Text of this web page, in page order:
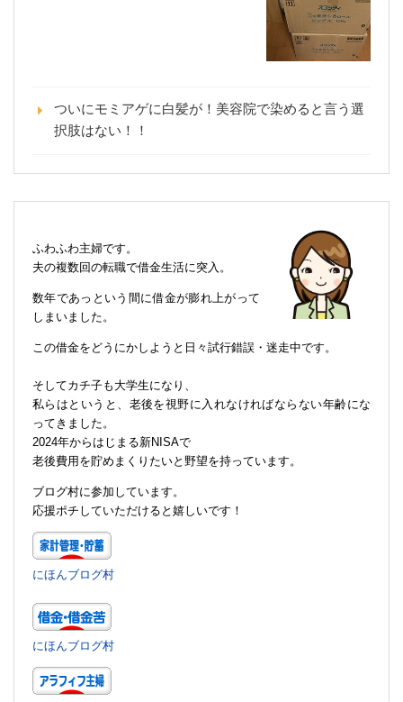
ついにモミアゲに白髪が！美容院で染めると言う選
択肢はない！！
ふわふわ主婦です。
夫の複数回の転職で借金生活に突入。
数年であっという間に借金が膨れ上がって
しまいました。
この借金をどうにかしようと日々試行錯誤・迷走中です。
そしてカチ子も大学生になり、
私らはというと、老後を視野に入れなければならない年齢にな
ってきました。
2024年からはじまる新NISAで
老後費用を貯めまくりたいと野望を持っています。
ブログ村に参加しています。
応援ポチしていただけると嬉しいです！
にほんブログ村
にほんブログ村